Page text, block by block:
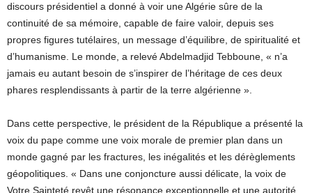
discours présidentiel a donné à voir une Algérie sûre de la
continuité de sa mémoire, capable de faire valoir, depuis ses
propres figures tutélaires, un message d’équilibre, de spiritualité et
d’humanisme. Le monde, a relevé Abdelmadjid Tebboune, « n’a
jamais eu autant besoin de s’inspirer de l’héritage de ces deux
phares resplendissants à partir de la terre algérienne ».
Dans cette perspective, le président de la République a présenté la
voix du pape comme une voix morale de premier plan dans un
monde gagné par les fractures, les inégalités et les dérèglements
géopolitiques. « Dans une conjoncture aussi délicate, la voix de
Votre Sainteté revêt une résonance exceptionnelle et une autorité